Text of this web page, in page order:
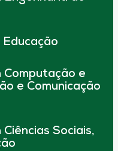
Computação e
e Comunicação
Sociais,